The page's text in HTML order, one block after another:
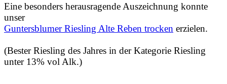
Eine besonders herausragende Auszeichnung konnte
unser
Guntersblumer Riesling Alte Reben trocken erzielen.
(Bester Riesling des Jahres in der Kategorie Riesling
unter 13% vol Alk.)